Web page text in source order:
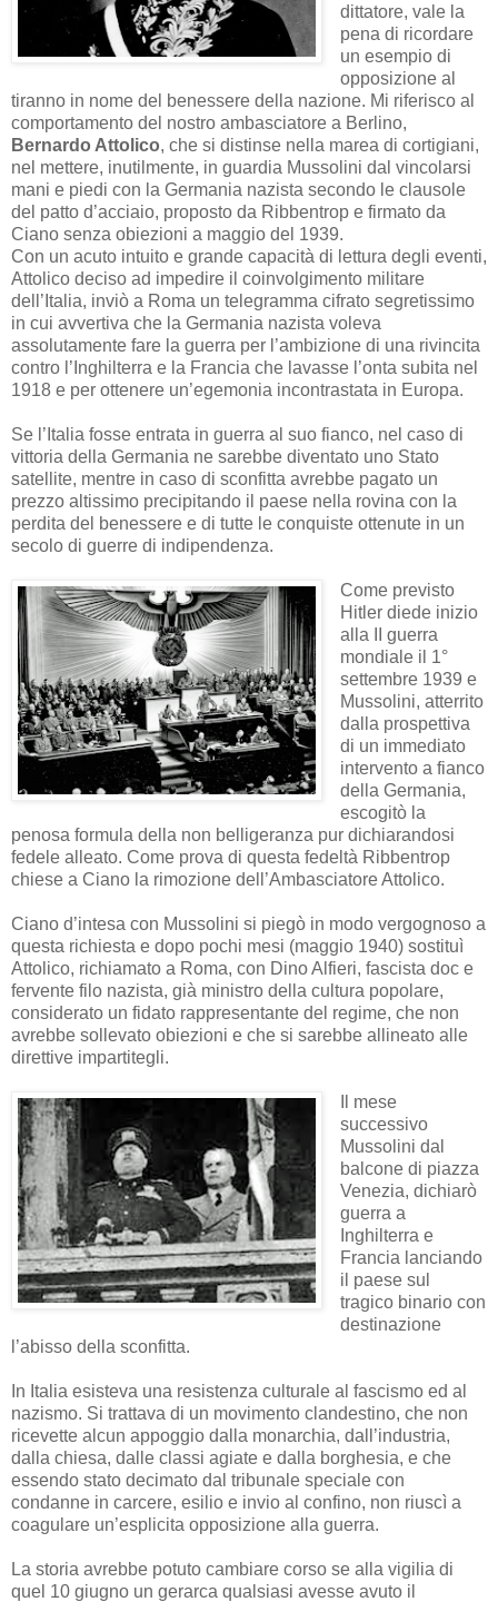
dittatore, vale la
pena di ricordare
un esempio di
opposizione al
tiranno in nome del benessere della nazione. Mi riferisco al
comportamento del nostro ambasciatore a Berlino,
Bernardo Attolico, che si distinse nella marea di cortigiani,
nel mettere, inutilmente, in guardia Mussolini dal vincolarsi
mani e piedi con la Germania nazista secondo le clausole
del patto d’acciaio, proposto da Ribbentrop e firmato da
Ciano senza obiezioni a maggio del 1939.
Con un acuto intuito e grande capacità di lettura degli eventi,
Attolico deciso ad impedire il coinvolgimento militare
dell’Italia, inviò a Roma un telegramma cifrato segretissimo
in cui avvertiva che la Germania nazista voleva
assolutamente fare la guerra per l’ambizione di una rivincita
contro l’Inghilterra e la Francia che lavasse l’onta subita nel
1918 e per ottenere un’egemonia incontrastata in Europa.
Se l’Italia fosse entrata in guerra al suo fianco, nel caso di
vittoria della Germania ne sarebbe diventato uno Stato
satellite, mentre in caso di sconfitta avrebbe pagato un
prezzo altissimo precipitando il paese nella rovina con la
perdita del benessere e di tutte le conquiste ottenute in un
secolo di guerre di indipendenza.
Come previsto
Hitler diede inizio
alla II guerra
mondiale il 1°
settembre 1939 e
Mussolini, atterrito
dalla prospettiva
di un immediato
intervento a fianco
della Germania,
escogitò la
penosa formula della non belligeranza pur dichiarandosi
fedele alleato. Come prova di questa fedeltà Ribbentrop
chiese a Ciano la rimozione dell’Ambasciatore Attolico.
Ciano d’intesa con Mussolini si piegò in modo vergognoso a
questa richiesta e dopo pochi mesi (maggio 1940) sostituì
Attolico, richiamato a Roma, con Dino Alfieri, fascista doc e
fervente filo nazista, già ministro della cultura popolare,
considerato un fidato rappresentante del regime, che non
avrebbe sollevato obiezioni e che si sarebbe allineato alle
direttive impartitegli.
Il mese
successivo
Mussolini dal
balcone di piazza
Venezia, dichiarò
guerra a
Inghilterra e
Francia lanciando
il paese sul
tragico binario con
destinazione
l’abisso della sconfitta.
In Italia esisteva una resistenza culturale al fascismo ed al
nazismo. Si trattava di un movimento clandestino, che non
ricevette alcun appoggio dalla monarchia, dall’industria,
dalla chiesa, dalle classi agiate e dalla borghesia, e che
essendo stato decimato dal tribunale speciale con
condanne in carcere, esilio e invio al confino, non riuscì a
coagulare un’esplicita opposizione alla guerra.
La storia avrebbe potuto cambiare corso se alla vigilia di
quel 10 giugno un gerarca qualsiasi avesse avuto il